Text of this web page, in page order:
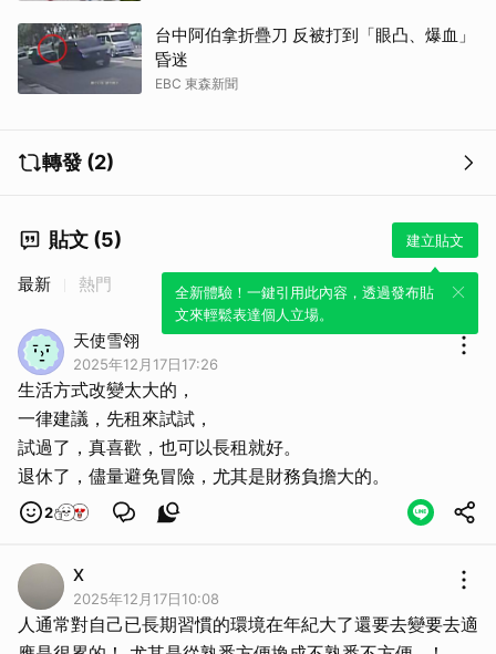
台中阿伯拿折疊刀 反被打到「眼凸、爆血」
昏迷
EBC 東森新聞
轉發 (2)
貼文 (5) 建立貼文
全新體驗！一鍵引用此內容，透過發布貼
文來輕鬆表達個人立場。
最新 熱門
天使雪翎
2025年12月17日17:26
生活方式改變太大的，
一律建議，先租來試試，
試過了，真喜歡，也可以長租就好。
退休了，儘量避免冒險，尤其是財務負擔大的。
2
X
2025年12月17日10:08
人通常對自己已長期習慣的環境在年紀大了還要去變要去適